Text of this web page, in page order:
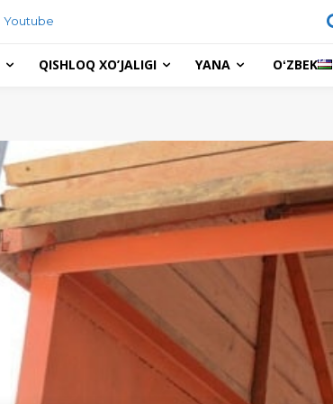
Youtube
QISHLOQ XO’JALIGI YANA OʻZBEK